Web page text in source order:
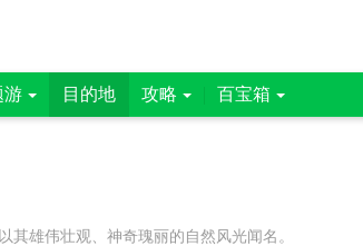
游 目的地 攻略 百宝箱
其雄伟壮观、神奇瑰丽的自然风光闻名。